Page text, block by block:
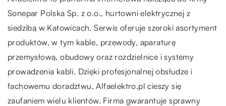
Sonepar Polska Sp. z o.o., hurtowni elektrycznej z
siedzibą w Katowicach. Serwis oferuje szeroki asortyment
produktów, w tym kable, przewody, aparaturę
przemysłową, obudowy oraz rozdzielnice i systemy
prowadzenia kabli. Dzięki profesjonalnej obsłudze i
fachowemu doradztwu, Alfaelektro.pl cieszy się
zaufaniem wielu klientów. Firma gwarantuje sprawny